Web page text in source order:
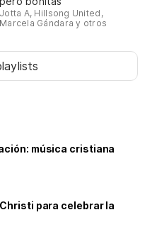
Jotta A, Hillsong United,
Marcela Gándara y otros
música cristiana
para celebrar la